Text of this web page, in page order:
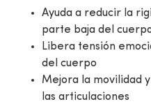
Ayuda a reducir la
parte baja del
Libera tensión
del cuerpo
Mejora la movilidad
las articulaciones